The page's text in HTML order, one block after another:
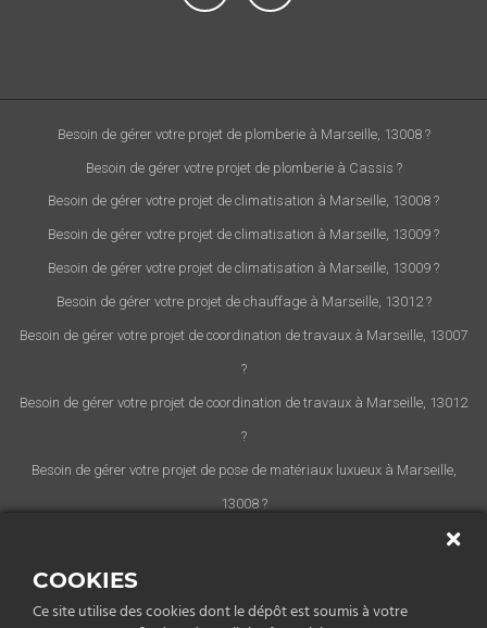
Besoin de gérer votre projet de plomberie à Marseille, 13008 ?
Besoin de gérer votre projet de plomberie à Cassis ?
Besoin de gérer votre projet de climatisation à Marseille, 13008 ?
Besoin de gérer votre projet de climatisation à Marseille, 13009 ?
Besoin de gérer votre projet de climatisation à Marseille, 13009 ?
Besoin de gérer votre projet de chauffage à Marseille, 13012 ?
Besoin de gérer votre projet de coordination de travaux à Marseille, 13007
?
Besoin de gérer votre projet de coordination de travaux à Marseille, 13012
?
Besoin de gérer votre projet de pose de matériaux luxueux à Marseille,
13008 ?
Besoin de gérer votre projet de pose de matériaux luxueux à Marseille,
Besoin de gérer votre projet de pose de matériaux luxueux à Marseille,
COOKIES
Ce site utilise des cookies dont le dépôt est soumis à votre